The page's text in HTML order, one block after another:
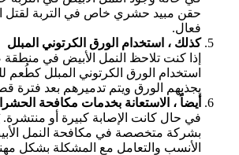
حقن مبيد حشري خاص في التربة لقتل
فعال.
كذلك ، استخدام الورق الكرتوني المبلل
إذا كنت تلاحظ النمل الأبيض في منطقة
استخدام الورق الكرتوني المبلل كطُعم
يجذبهم الورق ويتم تدميرهم بعد فترة
أيضاً ، الاستعانة بخدمات مكافحة
في حال كانت الإصابة كبيرة أو منتشرة.
بشركة متخصصة في مكافحة النمل الأبيض
الأنسب والتعامل مع المشكلة بشكل